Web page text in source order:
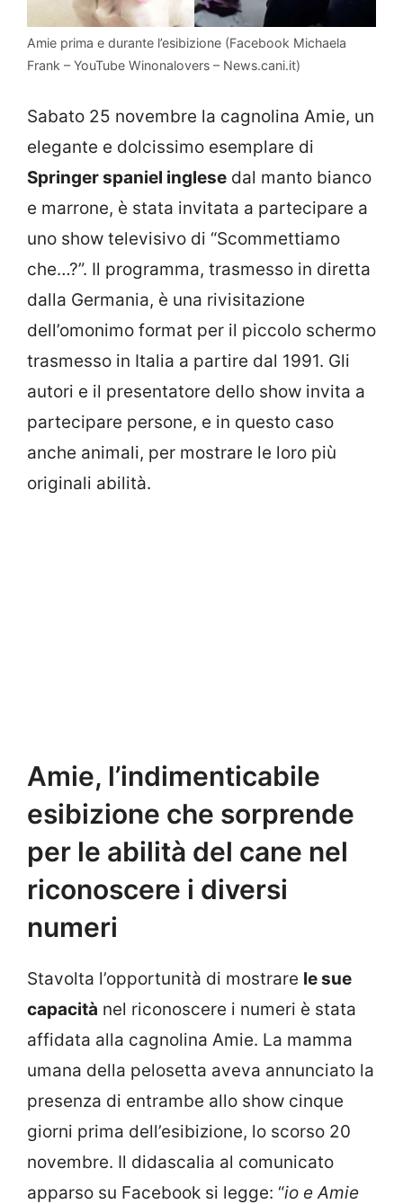
Amie prima e durante l’esibizione (Facebook Michaela
Frank – YouTube Winonalovers – News.cani.it)
Sabato 25 novembre la cagnolina Amie, un
elegante e dolcissimo esemplare di
Springer spaniel inglese dal manto bianco
e marrone, è stata invitata a partecipare a
uno show televisivo di “Scommettiamo
che…?”. Il programma, trasmesso in diretta
dalla Germania, è una rivisitazione
dell’omonimo format per il piccolo schermo
trasmesso in Italia a partire dal 1991. Gli
autori e il presentatore dello show invita a
partecipare persone, e in questo caso
anche animali, per mostrare le loro più
originali abilità.
Amie, l’indimenticabile
esibizione che sorprende
per le abilità del cane nel
riconoscere i diversi
numeri
Stavolta l’opportunità di mostrare le sue
capacità nel riconoscere i numeri è stata
affidata alla cagnolina Amie. La mamma
umana della pelosetta aveva annunciato la
presenza di entrambe allo show cinque
giorni prima dell’esibizione, lo scorso 20
novembre. Il didascalia al comunicato
apparso su Facebook si legge: “io e Amie